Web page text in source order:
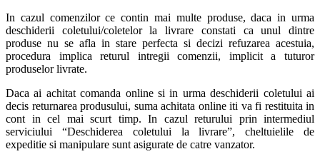
In cazul comenzilor ce contin mai multe produse, daca in urma
deschiderii coletului/coletelor la livrare constati ca unul dintre
produse nu se afla in stare perfecta si decizi refuzarea acestuia,
procedura implica returul intregii comenzii, implicit a tuturor
produselor livrate.
Daca ai achitat comanda online si in urma deschiderii coletului ai
decis returnarea produsului, suma achitata online iti va fi restituita in
cont in cel mai scurt timp. In cazul returului prin intermediul
serviciului “Deschiderea coletului la livrare”, cheltuielile de
expeditie si manipulare sunt asigurate de catre vanzator.